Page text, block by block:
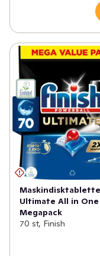
Ultimate All in One
Megapack
70 st, Finish